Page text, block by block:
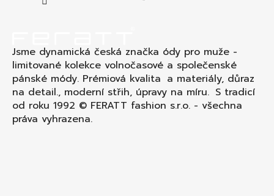
Jsme dynamická česká značka ódy pro muže -
limitované kolekce volnočasové a společenské
pánské módy. Prémiová kvalita a materiály, důraz
na detail., moderní střih, úpravy na míru. S tradicí
od roku 1992 © FERATT fashion s.r.o. - všechna
práva vyhrazena.